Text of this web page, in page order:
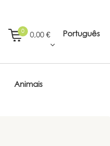
0,00 €
0 Português
Animais